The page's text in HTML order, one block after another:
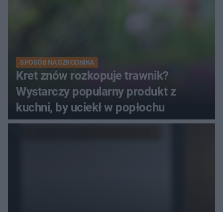
SPOSÓB NA SZKODNIKA
Kret znów rozkopuje trawnik?
Wystarczy popularny produkt z
kuchni, by uciekł w popłochu